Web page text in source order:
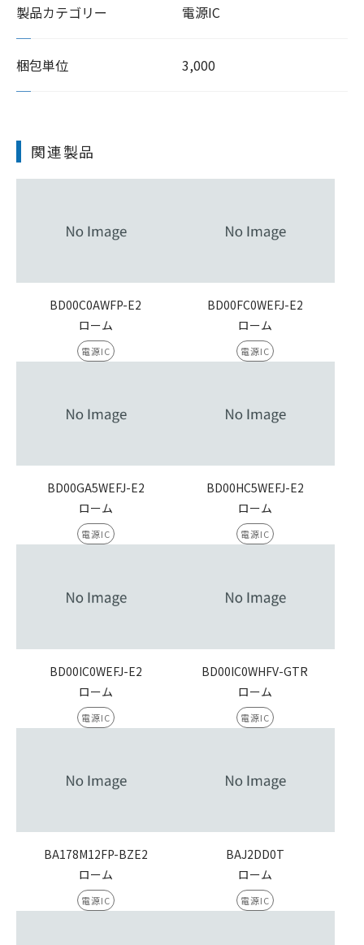
製品カテゴリー 電源IC
梱包単位 3,000
関連製品
BD00C0AWFP-E2
ローム
電源IC
BD00FC0WEFJ-E2
ローム
電源IC
BD00GA5WEFJ-E2
ローム
電源IC
BD00HC5WEFJ-E2
ローム
電源IC
BD00IC0WEFJ-E2
ローム
電源IC
BD00IC0WHFV-GTR
ローム
電源IC
BA178M12FP-BZE2
ローム
電源IC
BAJ2DD0T
ローム
電源IC